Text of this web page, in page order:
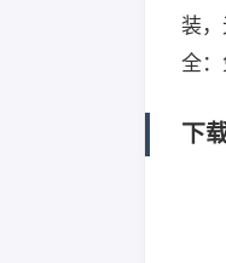
装，
全：
下